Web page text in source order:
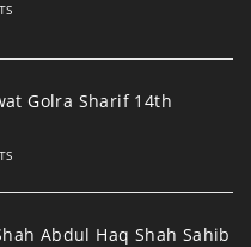
Golra Sharif 14th
Abdul Haq Shah Sahib